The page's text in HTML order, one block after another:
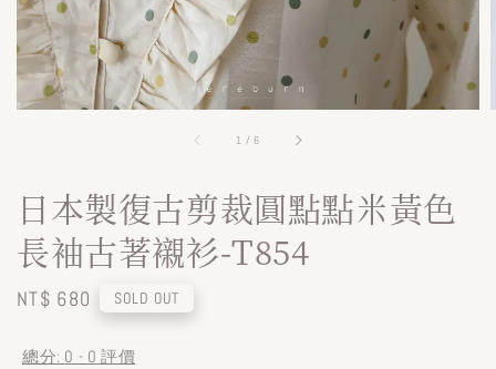
1 / 6
日本製復古剪裁圓點點米黃色
長袖古著襯衫-T854
Regular
NT$ 680 SOLD OUT
總分: 0 - 0 評價